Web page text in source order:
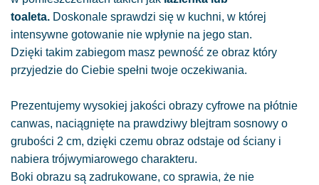
toaleta. Doskonale sprawdzi się w kuchni, w której
intensywne gotowanie nie wpłynie na jego stan.
Dzięki takim zabiegom masz pewność ze obraz który
przyjedzie do Ciebie spełni twoje oczekiwania.
Prezentujemy wysokiej jakości obrazy cyfrowe na płótnie
canwas, naciągnięte na prawdziwy blejtram sosnowy o
grubości 2 cm, dzięki czemu obraz odstaje od ściany i
nabiera trójwymiarowego charakteru.
Boki obrazu są zadrukowane, co sprawia, że nie